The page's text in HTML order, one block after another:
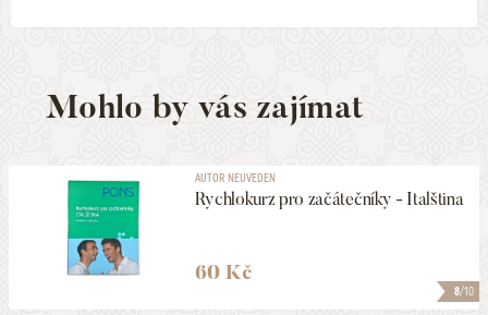
Mohlo by vás zajímat
8/10
AUTOR NEUVEDEN
Rychlokurz pro začátečníky - Italština
60 Kč